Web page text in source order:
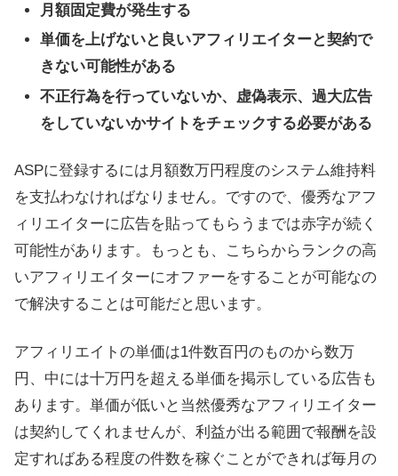
月額固定費が発生する
単価を上げないと良いアフィリエイターと契約で
きない可能性がある
不正行為を行っていないか、虚偽表示、過大広告
をしていないかサイトをチェックする必要がある
ASPに登録するには月額数万円程度のシステム維持料
を支払わなければなりません。ですので、優秀なアフ
ィリエイターに広告を貼ってもらうまでは赤字が続く
可能性があります。もっとも、こちらからランクの高
いアフィリエイターにオファーをすることが可能なの
で解決することは可能だと思います。
アフィリエイトの単価は1件数百円のものから数万
円、中には十万円を超える単価を掲示している広告も
あります。単価が低いと当然優秀なアフィリエイター
は契約してくれませんが、利益が出る範囲で報酬を設
定すればある程度の件数を稼ぐことができれば毎月の